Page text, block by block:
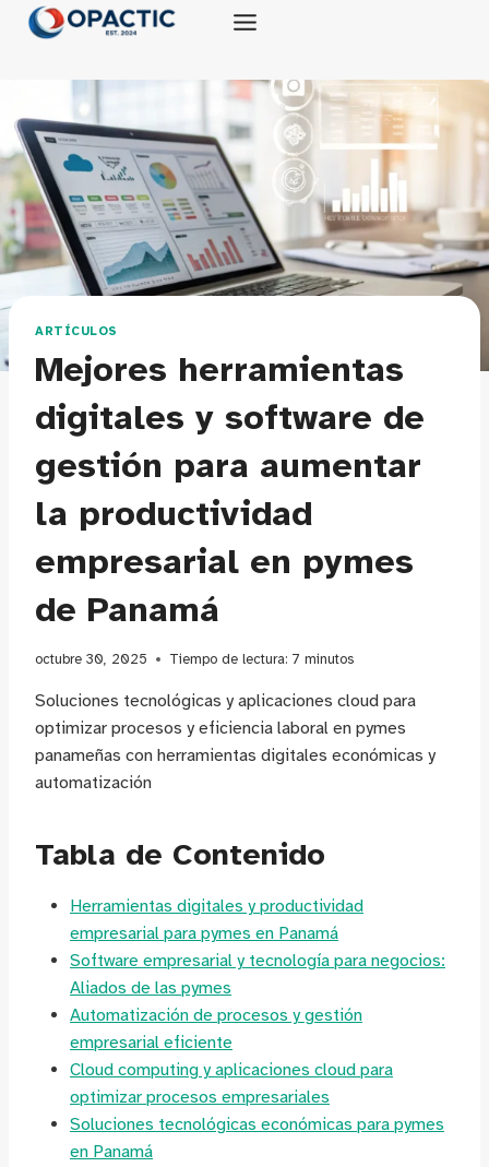
Saltar
ARTÍCULOS
Mejores herramientas
digitales y software de
gestión para aumentar
la productividad
empresarial en pymes
de Panamá
octubre 30, 2025 Tiempo de lectura: 7 minutos
Soluciones tecnológicas y aplicaciones cloud para
optimizar procesos y eficiencia laboral en pymes
panameñas con herramientas digitales económicas y
automatización
Tabla de Contenido
Herramientas digitales y productividad
empresarial para pymes en Panamá
Software empresarial y tecnología para negocios:
Aliados de las pymes
Automatización de procesos y gestión
empresarial eficiente
Cloud computing y aplicaciones cloud para
optimizar procesos empresariales
Soluciones tecnológicas económicas para pymes
en Panamá